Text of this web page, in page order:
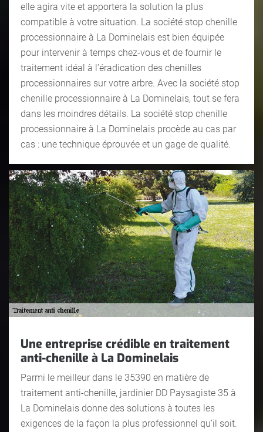
elle agira vite et apportera la solution la plus
compatible à votre situation. La société stop chenille
processionnaire à La Dominelais est bien équipée
pour intervenir à temps chez-vous et de fournir le
traitement idéal à l’éradication des chenilles
processionnaires sur votre arbre. Avec la société stop
chenille processionnaire à La Dominelais, tout se fera
dans les moindres détails. La société stop chenille
processionnaire à La Dominelais procède au cas par
cas : une technique éprouvée et un gage de qualité.
Une entreprise crédible en traitement
anti-chenille à La Dominelais
Parmi le meilleur dans le 35390 en matière de
traitement anti-chenille, jardinier DD Paysagiste 35 à
La Dominelais donne des solutions à toutes les
exigences de la façon la plus professionnel qu’il soit.